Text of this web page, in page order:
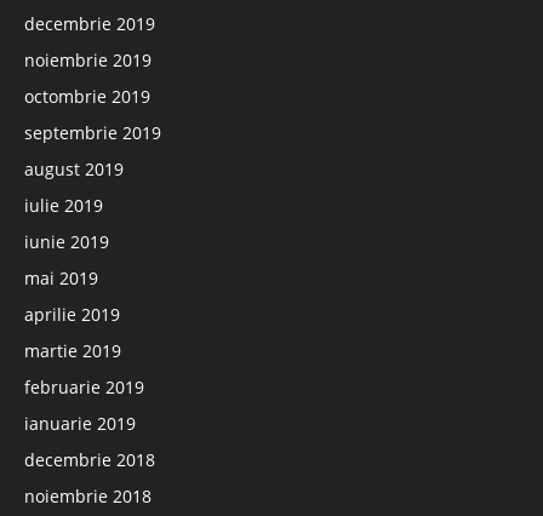
decembrie 2019
noiembrie 2019
octombrie 2019
septembrie 2019
august 2019
iulie 2019
iunie 2019
mai 2019
aprilie 2019
martie 2019
februarie 2019
ianuarie 2019
decembrie 2018
noiembrie 2018